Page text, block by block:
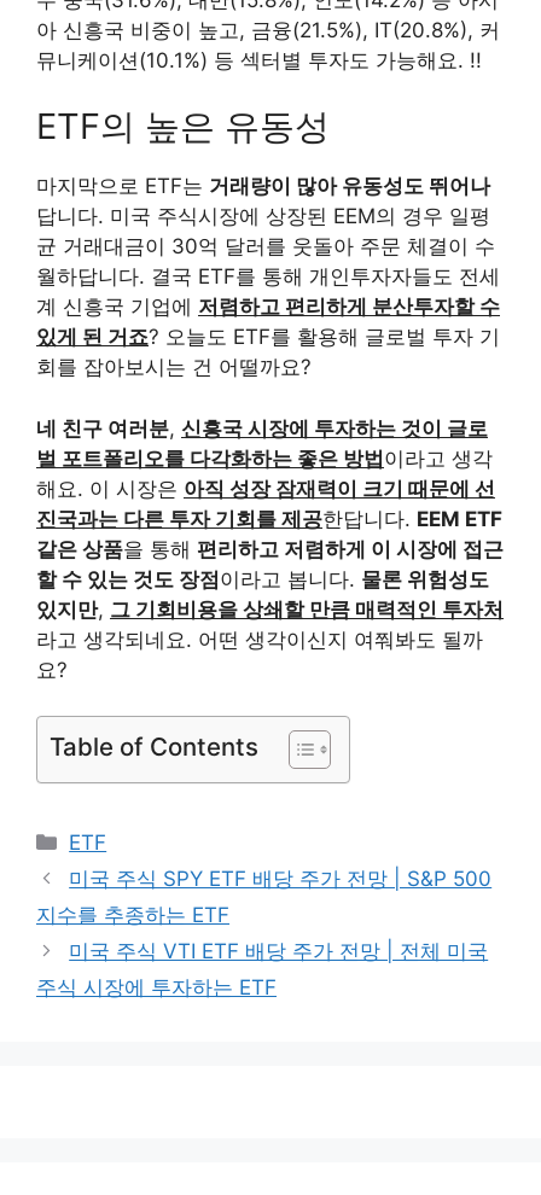
아 신흥국 비중이 높고, 금융(21.5%), IT(20.8%), 커
뮤니케이션(10.1%) 등 섹터별 투자도 가능해요. !!
ETF의 높은 유동성
마지막으로 ETF는 거래량이 많아 유동성도 뛰어나
답니다. 미국 주식시장에 상장된 EEM의 경우 일평
균 거래대금이 30억 달러를 웃돌아 주문 체결이 수
월하답니다. 결국 ETF를 통해 개인투자자들도 전세
계 신흥국 기업에 저렴하고 편리하게 분산투자할 수
있게 된 거죠? 오늘도 ETF를 활용해 글로벌 투자 기
회를 잡아보시는 건 어떨까요?
네 친구 여러분, 신흥국 시장에 투자하는 것이 글로
벌 포트폴리오를 다각화하는 좋은 방법이라고 생각
해요. 이 시장은 아직 성장 잠재력이 크기 때문에 선
진국과는 다른 투자 기회를 제공한답니다. EEM ETF
같은 상품을 통해 편리하고 저렴하게 이 시장에 접근
할 수 있는 것도 장점이라고 봅니다. 물론 위험성도
있지만, 그 기회비용을 상쇄할 만큼 매력적인 투자처
라고 생각되네요. 어떤 생각이신지 여쭤봐도 될까
요?
Table of Contents
카
테
리
ETF
미국 주식 SPY ETF 배당 주가 전망 | S&P 500
지수를 추종하는 ETF
미국 주식 VTI ETF 배당 주가 전망 | 전체 미국
주식 시장에 투자하는 ETF